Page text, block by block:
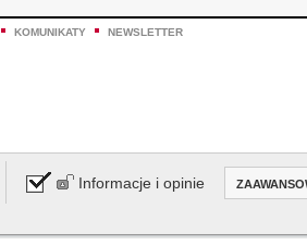
KOMUNIKATY NEWSLETTER
Informacje i opinie